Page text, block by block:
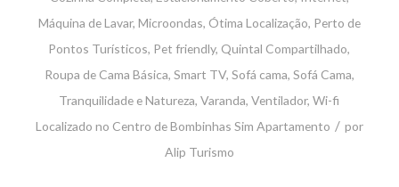
Máquina de Lavar, Microondas, Ótima Localização, Perto de
Pontos Turísticos, Pet friendly, Quintal Compartilhado,
Roupa de Cama Básica, Smart TV, Sofá cama, Sofá Cama,
Tranquilidade e Natureza,Varanda,Ventilador,Wi-fi
Localizado no Centro de Bombinhas Sim Apartamento / por
Alip Turismo